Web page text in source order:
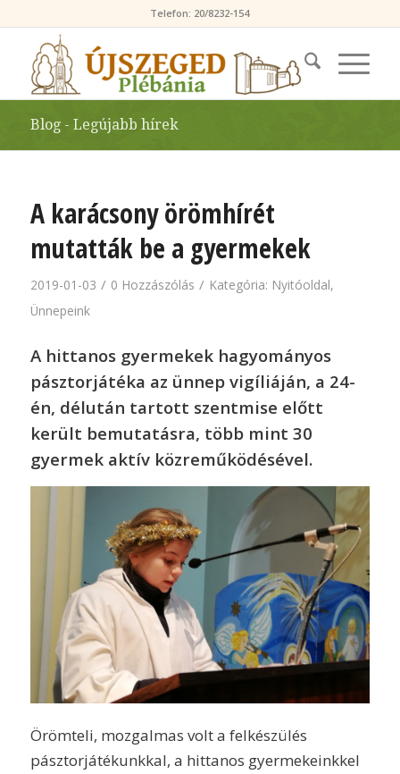
Telefon: 20/8232-154
Blog - Legújabb hírek
A karácsony örömhírét
mutatták be a gyermekek
2019-01-03 / 0 Hozzászólás / Kategória: Nyitóoldal,
Ünnepeink
A hittanos gyermekek hagyományos
pásztorjátéka az ünnep vigíliáján, a 24-
én, délután tartott szentmise előtt
került bemutatásra, több mint 30
gyermek aktív közreműködésével.
Örömteli, mozgalmas volt a felkészülés
pásztorjátékunkkal, a hittanos gyermekeinkkel